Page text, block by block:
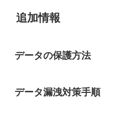
追加情報
データの保護方法
データ漏洩対策手順